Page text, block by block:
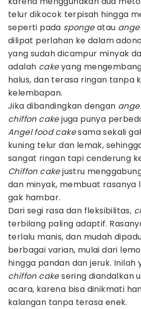
telur dikocok terpisah hingga
seperti pada spongeatau
dilipat perlahan ke dalam
yang sudah dicampur minyak
adalah cakeyang
halus, dan terasa ringan tanpa
kelembapan.
Jika dibandingkan dengan
chiffon cakejuga punya
Angel food cakesama sekali
kuning telur dan lemak,
sangat ringan tapi cenderung
Chiffon cakejustru
dan minyak, membuat rasanya
gak hambar.
Dari segi rasa dan fleksibilitas,
terbilang paling adaptif.
terlalu manis, dan mudah
berbagai varian, mulai dari
hingga pandan dan jeruk. Inilah
chiffon cakesering diandalkan
acara, karena bisa dinikmati
kalangan tanpa terasa enek.